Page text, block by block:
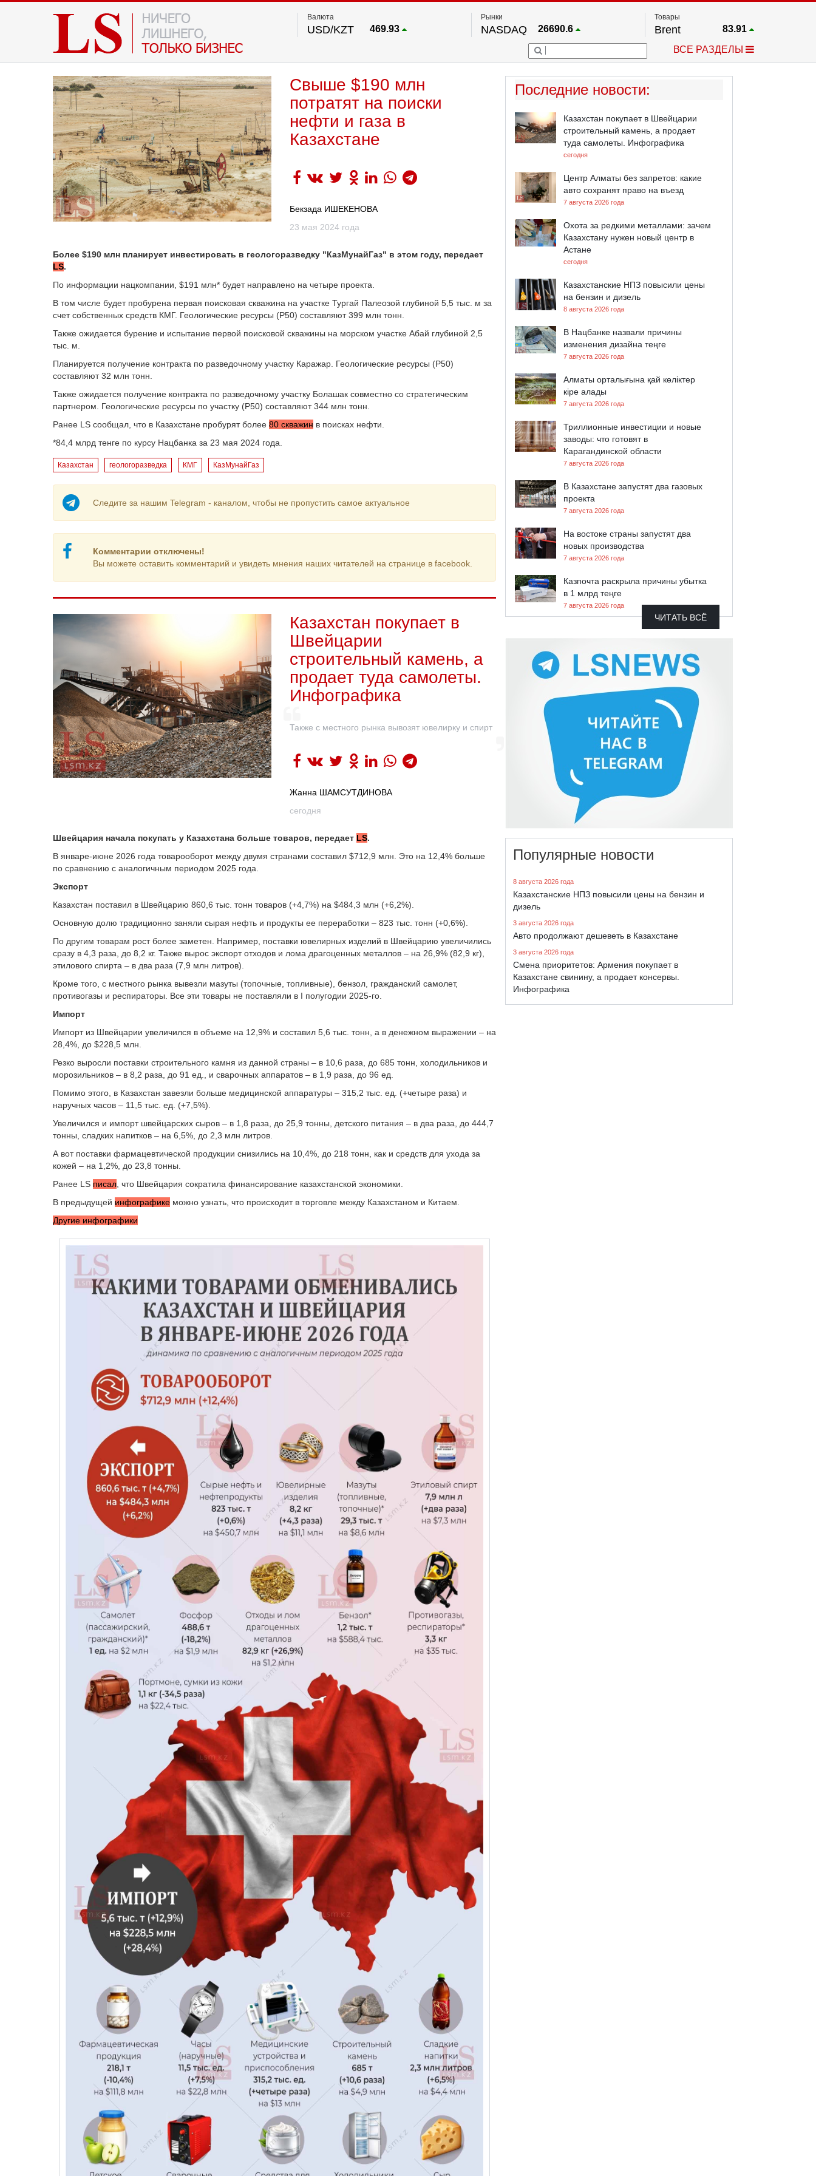
Валюта
USD/KZT 469.93
Рынки
NASDAQ 26690.6
FTSE 100 67.17
54036.9
S&P 500
24595.2
Товары
Brent 83.91
Платина
2.739
ВСЕ РАЗДЕЛЫ
Свыше $190 млн
потратят на поиски
нефти и газа в
Казахстане
Бекзада ИШЕКЕНОВА
23 мая 2024 года
Более $190 млн планирует инвестировать в геологоразведку "КазМунайГаз" в этом году, передает
LS.
По информации нацкомпании, $191 млн* будет направлено на четыре проекта.
В том числе будет пробурена первая поисковая скважина на участке Тургай Палеозой глубиной 5,5 тыс. м за
счет собственных средств КМГ. Геологические ресурсы (Р50) составляют 399 млн тонн.
Также ожидается бурение и испытание первой поисковой скважины на морском участке Абай глубиной 2,5
тыс. м.
Планируется получение контракта по разведочному участку Каражар. Геологические ресурсы (Р50)
составляют 32 млн тонн.
Также ожидается получение контракта по разведочному участку Болашак совместно со стратегическим
партнером. Геологические ресурсы по участку (Р50) составляют 344 млн тонн.
Ранее LS сообщал, что в Казахстане пробурят более 80 скважин в поисках нефти.
*84,4 млрд тенге по курсу Нацбанка за 23 мая 2024 года.
Казахстан геологоразведка КМГ КазМунайГаз
Следите за нашим Telegram - каналом, чтобы не пропустить самое актуальное
Комментарии отключены!
Вы можете оставить комментарий и увидеть мнения наших читателей на странице в facebook.
Казахстан покупает в
Швейцарии
строительный камень, а
продает туда самолеты.
Инфографика
Также с местного рынка вывозят ювелирку и спирт
Жанна ШАМСУТДИНОВА
сегодня
Швейцария начала покупать у Казахстана больше товаров, передает LS.
В январе-июне 2026 года товарооборот между двумя странами составил $712,9 млн. Это на 12,4% больше
по сравнению с аналогичным периодом 2025 года.
Экспорт
Казахстан поставил в Швейцарию 860,6 тыс. тонн товаров (+4,7%) на $484,3 млн (+6,2%).
Основную долю традиционно заняли сырая нефть и продукты ее переработки – 823 тыс. тонн (+0,6%).
По другим товарам рост более заметен. Например, поставки ювелирных изделий в Швейцарию увеличились
сразу в 4,3 раза, до 8,2 кг. Также вырос экспорт отходов и лома драгоценных металлов – на 26,9% (82,9 кг),
этилового спирта – в два раза (7,9 млн литров).
Кроме того, с местного рынка вывезли мазуты (топочные, топливные), бензол, гражданский самолет,
противогазы и респираторы. Все эти товары не поставляли в I полугодии 2025-го.
Импорт
Импорт из Швейцарии увеличился в объеме на 12,9% и составил 5,6 тыс. тонн, а в денежном выражении – на
28,4%, до $228,5 млн.
Резко выросли поставки строительного камня из данной страны – в 10,6 раза, до 685 тонн, холодильников и
морозильников – в 8,2 раза, до 91 ед., и сварочных аппаратов – в 1,9 раза, до 96 ед.
Помимо этого, в Казахстан завезли больше медицинской аппаратуры – 315,2 тыс. ед. (+четыре раза) и
наручных часов – 11,5 тыс. ед. (+7,5%).
Увеличился и импорт швейцарских сыров – в 1,8 раза, до 25,9 тонны, детского питания – в два раза, до 444,7
тонны, сладких напитков – на 6,5%, до 2,3 млн литров.
А вот поставки фармацевтической продукции снизились на 10,4%, до 218 тонн, как и средств для ухода за
кожей – на 1,2%, до 23,8 тонны.
Ранее LS писал , что Швейцария сократила финансирование казахстанской экономики.
В предыдущей инфографике можно узнать, что происходит в торговле между Казахстаном и Китаем.
Другие инфографики
Последние новости:
Казахстан покупает в Швейцарии
строительный камень, а продает
туда самолеты. Инфографика
сегодня
Центр Алматы без запретов: какие
авто сохранят право на въезд
7 августа 2026 года
Охота за редкими металлами: зачем
Казахстану нужен новый центр в
Астане
сегодня
Казахстанские НПЗ повысили цены
на бензин и дизель
8 августа 2026 года
В Нацбанке назвали причины
изменения дизайна теңге
7 августа 2026 года
Алматы орталығына қай көліктер
кіре алады
7 августа 2026 года
Триллионные инвестиции и новые
заводы: что готовят в
Карагандинской области
7 августа 2026 года
В Казахстане запустят два газовых
проекта
7 августа 2026 года
На востоке страны запустят два
новых производства
7 августа 2026 года
Казпочта раскрыла причины убытка
в 1 млрд теңге
7 августа 2026 года
ЧИТАТЬ ВСЁ
Популярные новости
8 августа 2026 года
Казахстанские НПЗ повысили цены на бензин и
дизель
3 августа 2026 года
Авто продолжают дешеветь в Казахстане
3 августа 2026 года
Смена приоритетов: Армения покупает в
Казахстане свинину, а продает консервы.
Инфографика